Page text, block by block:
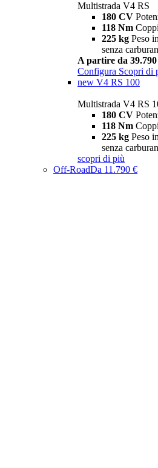
Multistrada V4 RS
180 CV
118 Nm
225 kg Peso
senza
A partire da
Configura Scopri di
new V4 RS 100
Multistrada V4 RS
180 CV
118 Nm
225 kg Peso
senza
scopri di più
Off-RoadDa 11.790 €